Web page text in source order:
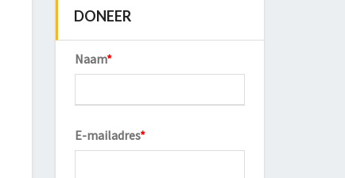
DONEER
Naam*
E-mailadres*